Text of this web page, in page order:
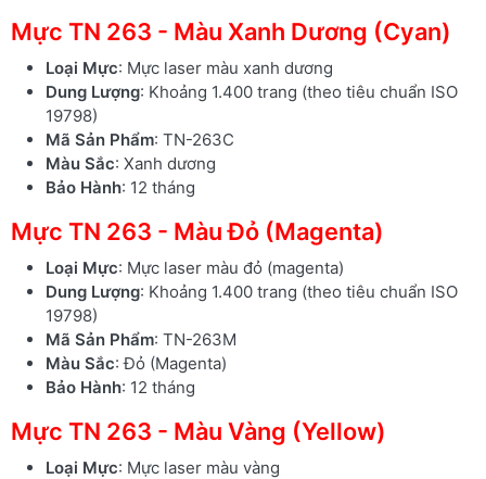
Mực TN 263 - Màu Xanh Dương (Cyan)
Loại Mực: Mực laser màu xanh dương
Dung Lượng: Khoảng 1.400 trang (theo tiêu chuẩn ISO
19798)
Mã Sản Phẩm: TN-263C
Màu Sắc: Xanh dương
Bảo Hành: 12 tháng
Mực TN 263 - Màu Đỏ (Magenta)
Loại Mực: Mực laser màu đỏ (magenta)
Dung Lượng: Khoảng 1.400 trang (theo tiêu chuẩn ISO
19798)
Mã Sản Phẩm: TN-263M
Màu Sắc: Đỏ (Magenta)
Bảo Hành: 12 tháng
Mực TN 263 - Màu Vàng (Yellow)
Loại Mực: Mực laser màu vàng